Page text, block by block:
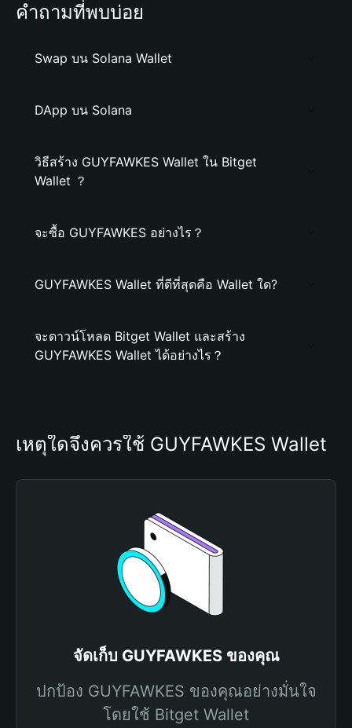
คำถามที่พบบ่อย
Swap บน Solana Wallet
DApp บน Solana
วิธีสร้าง GUYFAWKES Wallet ใน Bitget
Wallet ？
จะซื้อ GUYFAWKES อย่างไร？
GUYFAWKES Wallet ที่ดีที่สุดคือ Wallet ใด?
จะดาวน์โหลด Bitget Wallet และสร้าง
GUYFAWKES Wallet ได้อย่างไร？
เหตุใดจึงควรใช้ GUYFAWKES Wallet
จัดเก็บ GUYFAWKES ของคุณ
ปกป้อง GUYFAWKES ของคุณอย่างมั่นใจ
โดยใช้ Bitget Wallet